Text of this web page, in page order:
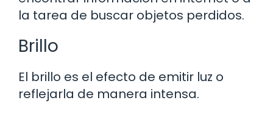
la tarea de buscar objetos perdidos.
Brillo
El brillo es el efecto de emitir luz o
reflejarla de manera intensa.